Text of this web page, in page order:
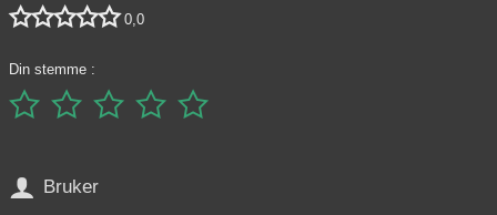
 0,0
Din stemme :
    
 Bruker